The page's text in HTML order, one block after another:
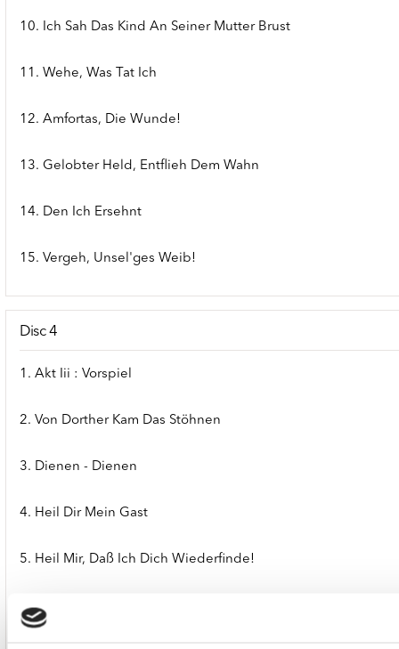
10. Ich Sah Das Kind An Seiner Mutter Brust
11. Wehe, Was Tat Ich
12. Amfortas, Die Wunde!
13. Gelobter Held, Entflieh Dem Wahn
14. Den Ich Ersehnt
15. Vergeh, Unsel'ges Weib!
Disc 4
1. Akt Iii : Vorspiel
2. Von Dorther Kam Das Stöhnen
3. Dienen - Dienen
4. Heil Dir Mein Gast
5. Heil Mir, Daß Ich Dich Wiederfinde!
6. O Gnade, Höchstes Heil